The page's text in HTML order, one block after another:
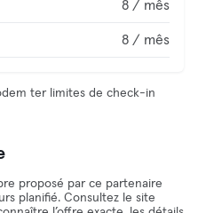
8 / mês
8 / mês
ter limites de check-in
proposé par ce partenaire
planifié. Consultez le site